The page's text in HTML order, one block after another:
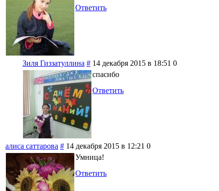
Ответить
Зиля Гиззатуллина # 14 декабря 2015 в 18:51 0
спасибо
Ответить
алиса саттарова # 14 декабря 2015 в 12:21 0
Умница!
Ответить